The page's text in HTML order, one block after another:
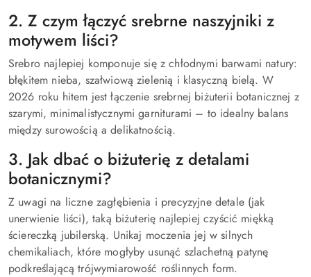
2. Z czym łączyć srebrne naszyjniki z
motywem liści?
Srebro najlepiej komponuje się z chłodnymi barwami natury:
błękitem nieba, szałwiową zielenią i klasyczną bielą. W
2026 roku hitem jest łączenie srebrnej biżuterii botanicznej z
szarymi, minimalistycznymi garniturami – to idealny balans
między surowością a delikatnością.
3. Jak dbać o biżuterię z detalami
botanicznymi?
Z uwagi na liczne zagłębienia i precyzyjne detale (jak
unerwienie liści), taką biżuterię najlepiej czyścić miękką
ściereczką jubilerską. Unikaj moczenia jej w silnych
chemikaliach, które mogłyby usunąć szlachetną patynę
podkreślającą trójwymiarowość roślinnych form.